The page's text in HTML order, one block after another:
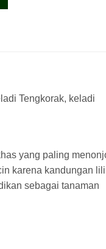
Tengkorak, keladi
yang paling
karena kandungan
sebagai tanaman